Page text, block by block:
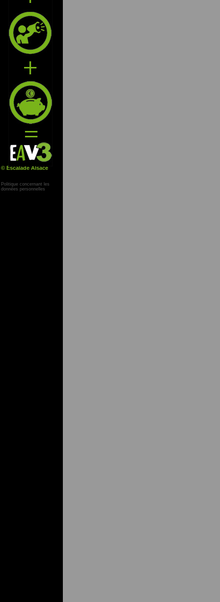
© Escalade Alsace
Politique concernant les
données personnelles